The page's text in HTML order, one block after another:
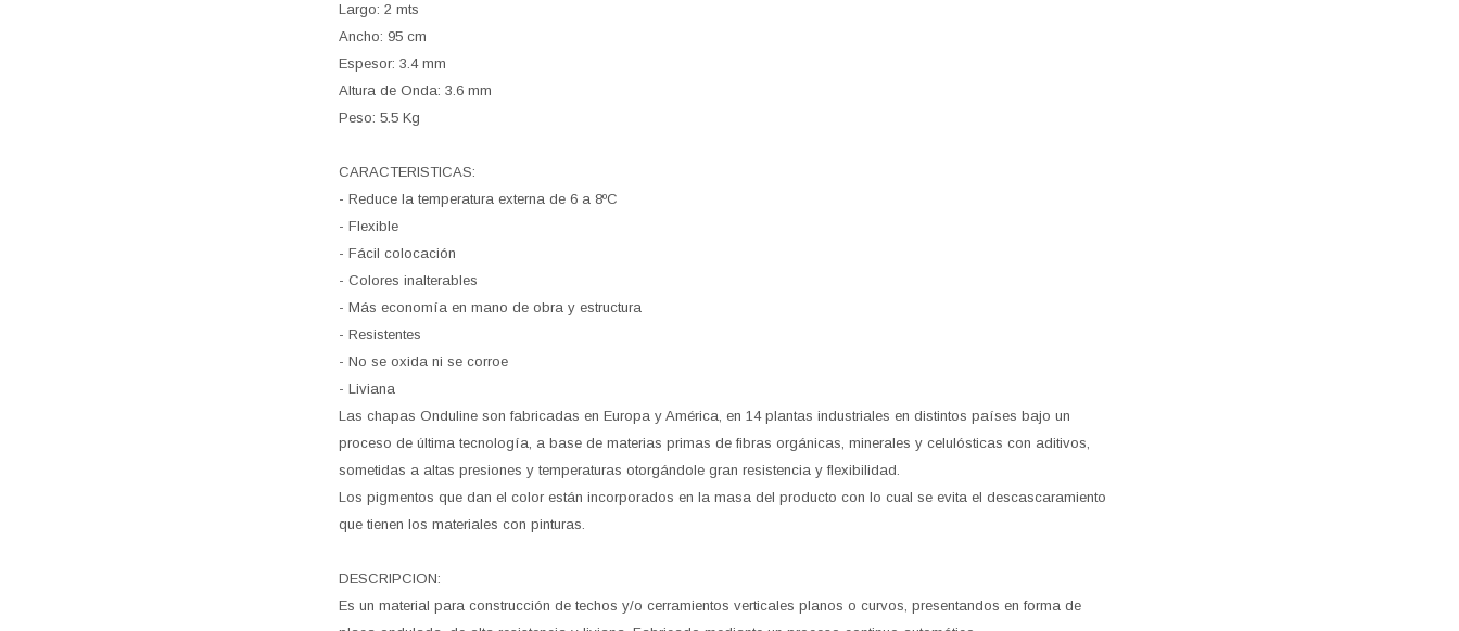
Largo: 2 mts
Ancho: 95 cm
Espesor: 3.4 mm
Altura de Onda: 3.6 mm
Peso: 5.5 Kg
CARACTERISTICAS:
- Reduce la temperatura externa de 6 a 8ºC
- Flexible
- Fácil colocación
- Colores inalterables
- Más economía en mano de obra y estructura
- Resistentes
- No se oxida ni se corroe
- Liviana
Las chapas Onduline son fabricadas en Europa y América, en 14 plantas industriales en distintos países bajo un
proceso de última tecnología, a base de materias primas de fibras orgánicas, minerales y celulósticas con aditivos,
sometidas a altas presiones y temperaturas otorgándole gran resistencia y flexibilidad.
Los pigmentos que dan el color están incorporados en la masa del producto con lo cual se evita el descascaramiento
que tienen los materiales con pinturas.
DESCRIPCION:
Es un material para construcción de techos y/o cerramientos verticales planos o curvos, presentandos en forma de